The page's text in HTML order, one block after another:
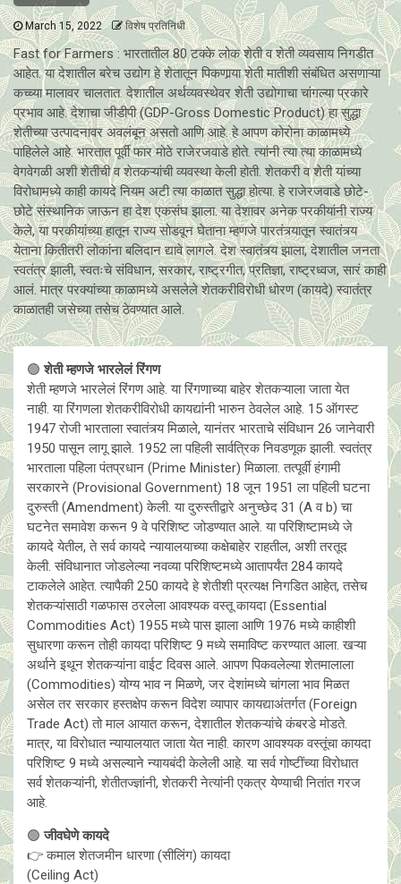
March 15, 2022 विशेष प्रतिनिधी
Fast for Farmers : भारतातील 80 टक्के लोक शेती व शेती व्यवसाय निगडीत
आहेत. या देशातील बरेच उद्योग हे शेतातून पिकणार्‍या शेती मातीशी संबंधित असणाऱ्या
कच्च्या मालावर चालतात. देशातील अर्थव्यवस्थेवर शेती उद्योगाचा चांगल्या प्रकारे
प्रभाव आहे. देशाचा जीडीपी (GDP-Gross Domestic Product) हा सुद्धा
शेतीच्या उत्पादनावर अवलंबून असतो आणि आहे. हे आपण कोरोना काळामध्ये
पाहिलेले आहे. भारतात पूर्वी फार मोठे राजेरजवाडे होते. त्यांनी त्या त्या काळामध्ये
वेगवेगळी अशी शेतीची व शेतकऱ्यांची व्यवस्था केली होती. शेतकरी व शेती यांच्या
विरोधामध्ये काही कायदे नियम अटी त्या काळात सुद्धा होत्या. हे राजेरजवाडे छोटे-
छोटे संस्थानिक जाऊन हा देश एकसंघ झाला. या देशावर अनेक परकीयांनी राज्य
केले, या परकीयांच्या हातून राज्य सोडवून घेताना म्हणजे पारतंत्र्यातून स्वातंत्र्य
येताना कितीतरी लोकांना बलिदान द्यावे लागले. देश स्वातंत्र्य झाला, देशातील जनता
स्वतंत्र झाली, स्वतःचे संविधान, सरकार, राष्ट्रगीत, प्रतिज्ञा, राष्ट्रध्वज, सारं काही
आलं. मात्र परक्यांच्या काळामध्ये असलेले शेतकरीविरोधी धोरण (कायदे) स्वातंत्र
काळातही जसेच्या तसेच ठेवण्यात आले.
🟢शेती म्हणजे भारलेलं रिंगण
शेती म्हणजे भारलेलं रिंगण आहे. या रिंगणाच्या बाहेर शेतकऱ्याला जाता येत
नाही. या रिंगणला शेतकरीविरोधी कायद्यांनी भारुन ठेवलेल आहे. 15 ऑगस्ट
1947 रोजी भारताला स्वातंत्र्य मिळाले, यानंतर भारताचे संविधान 26 जानेवारी
1950 पासून लागू झाले. 1952 ला पहिली सार्वत्रिक निवडणूक झाली. स्वतंत्र
भारताला पहिला पंतप्रधान (Prime Minister) मिळाला. तत्पूर्वी हंगामी
सरकारने (Provisional Government) 18 जून 1951 ला पहिली घटना
दुरुस्ती (Amendment) केली. या दुरुस्तीद्वारे अनुच्छेद 31 (A व b) चा
घटनेत समावेश करून 9 वे परिशिष्ट जोडण्यात आले. या परिशिष्टामध्ये जे
कायदे येतील, ते सर्व कायदे न्यायालयाच्या कक्षेबाहेर राहतील, अशी तरतूद
केली. संविधानात जोडलेल्या नवव्या परिशिष्टमध्ये आतापर्यंत 284 कायदे
टाकलेले आहेत. त्यापैकी 250 कायदे हे शेतीशी प्रत्यक्ष निगडित आहेत, तसेच
शेतकऱ्यांसाठी गळफास ठरलेला आवश्यक वस्तू कायदा (Essential
Commodities Act) 1955 मध्ये पास झाला आणि 1976 मध्ये काहीशी
सुधारणा करून तोही कायदा परिशिष्ट 9 मध्ये समाविष्ट करण्यात आला. खऱ्या
अर्थाने इथून शेतकऱ्यांना वाईट दिवस आले. आपण पिकवलेल्या शेतमालाला
(Commodities) योग्य भाव न मिळणे, जर देशांमध्ये चांगला भाव मिळत
असेल तर सरकार हस्तक्षेप करून विदेश व्यापार कायद्याअंतर्गत (Foreign
Trade Act) तो माल आयात करून, देशातील शेतकऱ्यांचे कंबरडे मोडते.
मात्र, या विरोधात न्यायालयात जाता येत नाही. कारण आवश्यक वस्तूंचा कायदा
परिशिष्ट 9 मध्ये असल्याने न्यायबंदी केलेली आहे. या सर्व गोष्टींच्या विरोधात
सर्व शेतकऱ्यांनी, शेतीतज्ज्ञांनी, शेतकरी नेत्यांनी एकत्र येण्याची नितांत गरज
आहे.
🟢जीवघेणे कायदे
👉 कमाल शेतजमीन धारणा (सीलिंग) कायदा
(Ceiling Act)